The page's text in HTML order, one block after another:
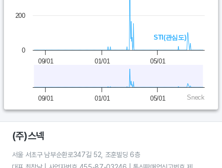
STI(관심도)
09/01 01/01 05/01
0
200
Sneck
09/01 01/01 05/01
(주)스넥
서울 서초구 남부순환로347길 52, 조훈빌딩 6층